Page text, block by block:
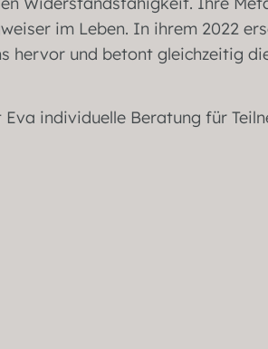
im Leben. In ihrem 2022
hervor und betont gleichzeitig
individuelle Beratung für